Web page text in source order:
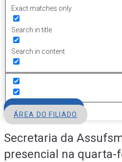
Exact matches only
Search in title
Search in content
ÁREA DO FILIADO
Secretaria da
presencial na quarta-